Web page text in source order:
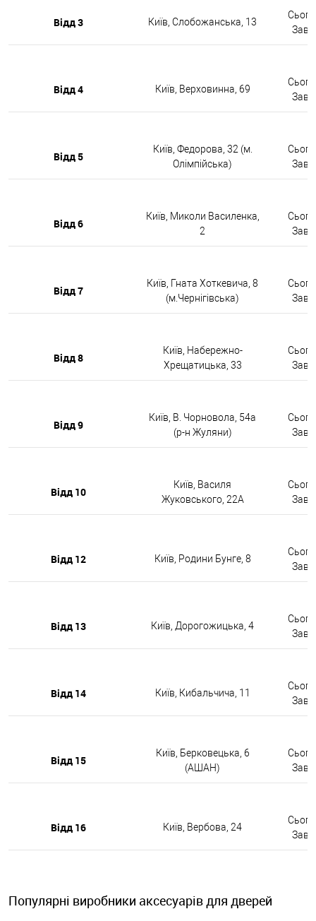
Відд 3 Київ, Слобожанська, 13
Відд 4 Київ, Верховинна, 69
Відд 5
Київ, Федорова, 32 (м.
Олімпійська)
Відд 6
Київ, Миколи Василенка,
2
Відд 7
Київ, Гната Хоткевича, 8
(м.Чернігівська)
Відд 8
Київ, Набережно-
Хрещатицька, 33
Відд 9
Київ, В. Чорновола, 54а
(р-н Жуляни)
Відд 10
Київ, Василя
Жуковського, 22А
Відд 12 Київ, Родини Бунге, 8
Відд 13 Київ, Дорогожицька, 4
Відд 14 Київ, Кибальчича, 11
Відд 15
Київ, Берковецька, 6
(АШАН)
Відд 16 Київ, Вербова, 24
Популярні виробники аксесуарів для дверей